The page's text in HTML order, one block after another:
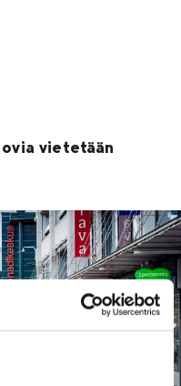
vietetään